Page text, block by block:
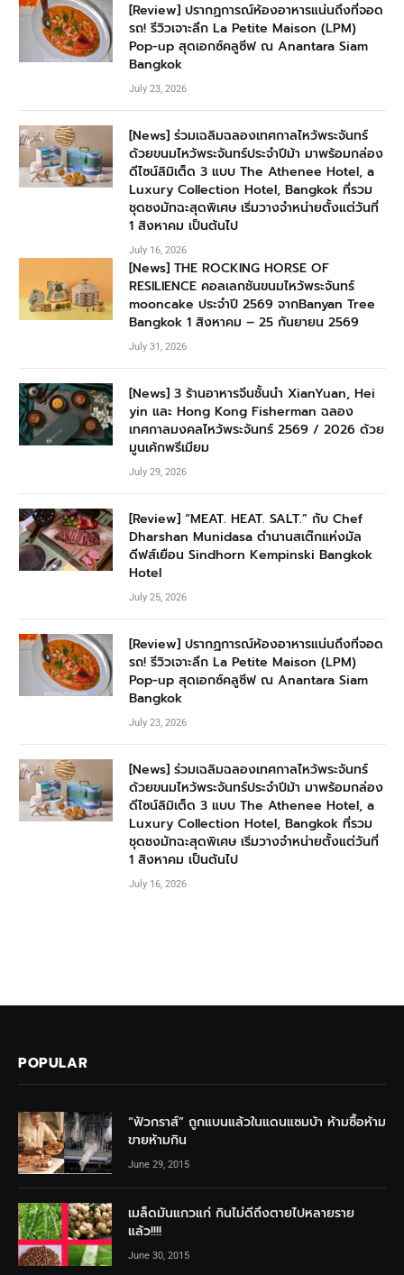
[Review] ปรากฏการณ์ห้องอาหารแน่นถึงที่จอด
รถ! รีวิวเจาะลึก La Petite Maison (LPM)
Pop-up สุดเอกซ์คลูซีฟ ณ Anantara Siam
Bangkok
July 23, 2026
[News] ร่วมเฉลิมฉลองเทศกาลไหว้พระจันทร์
ด้วยขนมไหว้พระจันทร์ประจำปีม้า มาพร้อมกล่อง
ดีไซน์ลิมิเต็ด 3 แบบ The Athenee Hotel, a
Luxury Collection Hotel, Bangkok ที่รวม
ชุดชงมัทฉะสุดพิเศษ เริ่มวางจำหน่ายตั้งแต่วันที่
1 สิงหาคม เป็นต้นไป
July 16, 2026
[News] THE ROCKING HORSE OF
RESILIENCE คอลเลกชันขนมไหว้พระจันทร์
mooncake ประจำปี 2569 จากBanyan Tree
Bangkok 1 สิงหาคม – 25 กันยายน 2569
July 31, 2026
[News] 3 ร้านอาหารจีนชั้นนำ XianYuan, Hei
yin และ Hong Kong Fisherman ฉลอง
เทศกาลมงคลไหว้พระจันทร์ 2569 / 2026 ด้วย
มูนเค้กพรีเมียม
July 29, 2026
[Review] “MEAT. HEAT. SALT.” กับ Chef
Dharshan Munidasa ตำนานสเต๊กแห่งมัล
ดีฟส์เยือน Sindhorn Kempinski Bangkok
Hotel
July 25, 2026
[Review] ปรากฏการณ์ห้องอาหารแน่นถึงที่จอด
รถ! รีวิวเจาะลึก La Petite Maison (LPM)
Pop-up สุดเอกซ์คลูซีฟ ณ Anantara Siam
Bangkok
July 23, 2026
[News] ร่วมเฉลิมฉลองเทศกาลไหว้พระจันทร์
ด้วยขนมไหว้พระจันทร์ประจำปีม้า มาพร้อมกล่อง
ดีไซน์ลิมิเต็ด 3 แบบ The Athenee Hotel, a
Luxury Collection Hotel, Bangkok ที่รวม
ชุดชงมัทฉะสุดพิเศษ เริ่มวางจำหน่ายตั้งแต่วันที่
1 สิงหาคม เป็นต้นไป
July 16, 2026
POPULAR
“ฟัวกราส์” ถูกแบนแล้วในแดนแซมบ้า ห้ามซื้อห้าม
ขายห้ามกิน
June 29, 2015
เมล็ดมันแกวแก่ กินไม่ดีถึงตายไปหลายราย
แล้ว!!!!
June 30, 2015